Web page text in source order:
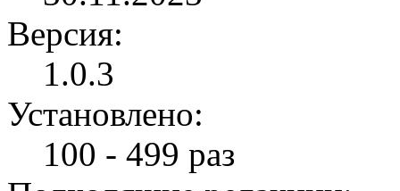
Версия:
1.0.3
Установлено:
100 - 499 раз